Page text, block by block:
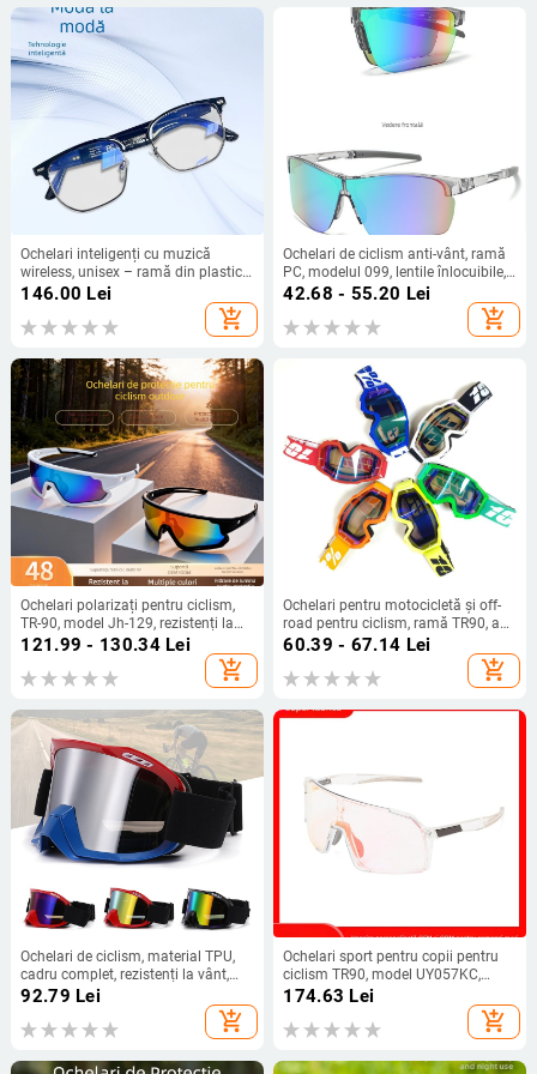
Ochelari inteligenți cu muzică
wireless, unisex – ramă din plastic,
fără prescripție, model Y06-24,
potriviți pentru alergare și ciclism
146.00 Lei
add_shopping_cart
Ochelari de ciclism anti-vânt, ramă
PC, modelul 099, lentile înlocuibile,
unisex
42.68 - 55.20 Lei
add_shopping_cart
Ochelari polarizați pentru ciclism,
TR-90, model Jh-129, rezistenți la
vânt, suporturi nazale reglabile
121.99 - 130.34Lei
add_shopping_cart
Ochelari pentru motocicletă și off-
road pentru ciclism, ramă TR90, a
doua generație, lentile
interschimbabile, compatibile cu
banda pentru cap, ochelari de
60.39 - 67.14 Lei
add_shopping_cart
Ochelari de ciclism, material TPU,
cadru complet, rezistenți la vânt,
unisex, model Jh002, lentile
înlocuibile, compatibile cu ochelari
de dioptrii și ochelari cu bandă
92.79 Lei
add_shopping_cart
Ochelari sport pentru copii pentru
ciclism TR90, model UY057KC,
ochelari interschimbabili, stil
mișcare, cadru complet pentru copii
174.63 Lei
add_shopping_cart